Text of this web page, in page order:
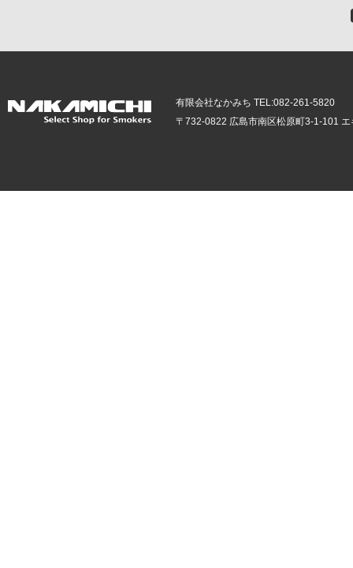
有限会社なかみち TEL:082-261-5820
〒732-0822 広島市南区松原町3-1-101